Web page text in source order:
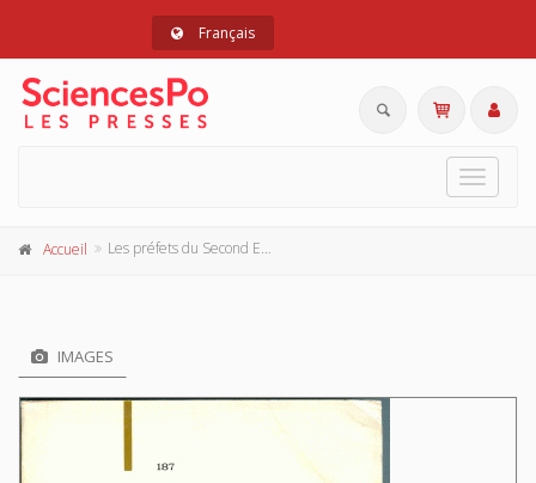
Français
Toggle
Accueil Les préfets du Second Empire
IMAGES